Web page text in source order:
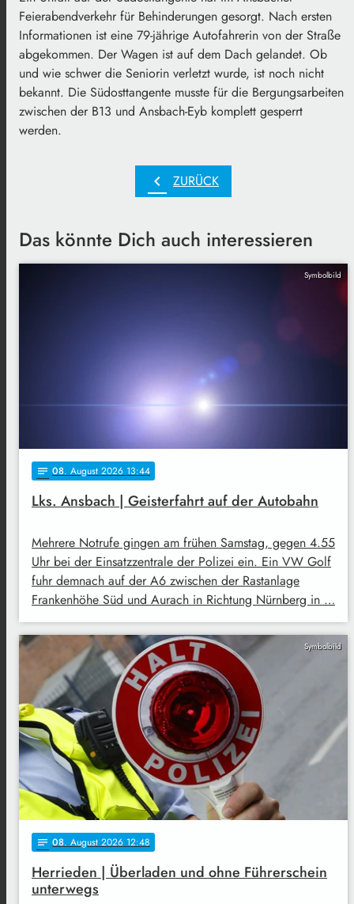
Feierabendverkehr für Behinderungen gesorgt. Nach ersten
Informationen ist eine 79-jährige Autofahrerin von der Straße
abgekommen. Der Wagen ist auf dem Dach gelandet. Ob
und wie schwer die Seniorin verletzt wurde, ist noch nicht
bekannt. Die Südosttangente musste für die Bergungsarbeiten
zwischen der B13 und Ansbach-Eyb komplett gesperrt
werden.
chevron_left ZURÜCK
Das könnte Dich auch interessieren
Symbolbild
notes 08. August 2026 13:44
Lks. Ansbach | Geisterfahrt auf der Autobahn
Mehrere Notrufe gingen am frühen Samstag, gegen 4.55
Uhr bei der Einsatzzentrale der Polizei ein. Ein VW Golf
fuhr demnach auf der A6 zwischen der Rastanlage
Frankenhöhe Süd und Aurach in Richtung Nürnberg in …
Symbolbild
notes 08. August 2026 12:48
Herrieden | Überladen und ohne Führerschein
unterwegs